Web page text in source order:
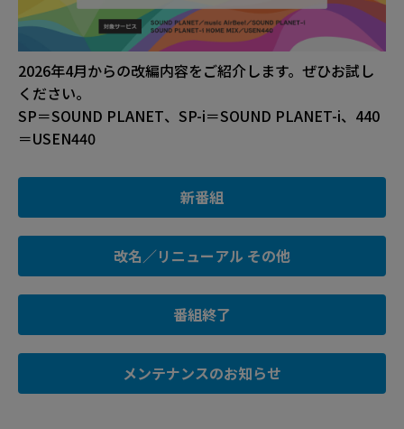
2026年4月からの改編内容をご紹介します。ぜひお試し
ください。
SP＝SOUND PLANET、SP-i＝SOUND PLANET-i、440
＝USEN440
新番組
改名／リニューアル その他
番組終了
メンテナンスのお知らせ